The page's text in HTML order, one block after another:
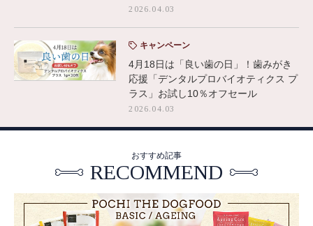
2026.04.03
キャンペーン
4月18日は「良い歯の日」！歯みがき
応援「デンタルプロバイオティクス プ
ラス」お試し10％オフセール
2026.04.03
おすすめ記事
RECOMMEND